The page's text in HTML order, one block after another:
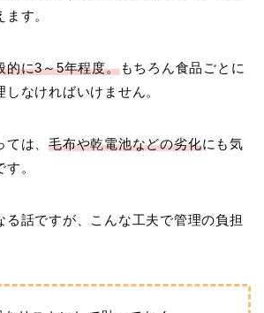
す。
的に3～5年程度。もちろん食品ごとに
なければいけません。
ては、毛布や乾電池などの劣化にも気
。
る話ですが、こんな工夫で管理の負担